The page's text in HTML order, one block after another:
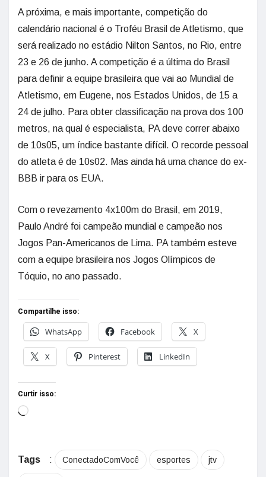
A próxima, e mais importante, competição do
calendário nacional é o Troféu Brasil de Atletismo, que
será realizado no estádio Nilton Santos, no Rio, entre
23 e 26 de junho. A competição é a última do Brasil
para definir a equipe brasileira que vai ao Mundial de
Atletismo, em Eugene, nos Estados Unidos, de 15 a
24 de julho. Para obter classificação na prova dos 100
metros, na qual é especialista, PA deve correr abaixo
de 10s05, um índice bastante difícil. O recorde pessoal
do atleta é de 10s02. Mas ainda há uma chance do ex-
BBB ir para os EUA.
Com o revezamento 4x100m do Brasil, em 2019,
Paulo André foi campeão mundial e campeão nos
Jogos Pan-Americanos de Lima. PA também esteve
com a equipe brasileira nos Jogos Olímpicos de
Tóquio, no ano passado.
Compartilhe isso:
WhatsApp
Facebook X
X Pinterest LinkedIn
Curtir isso:
Tags : ConectadoComVocê esportes jtv